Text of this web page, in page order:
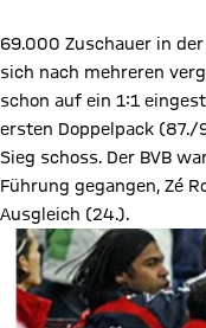
69.000 Zuschauer in
sich nach mehreren
schon auf ein 1:1
ersten Doppelpack (87./
Sieg schoss. Der BVB
Führung gegangen, Zé
Ausgleich (24.).